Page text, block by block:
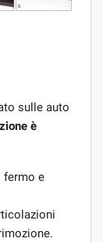
sulle auto
è
fermo e